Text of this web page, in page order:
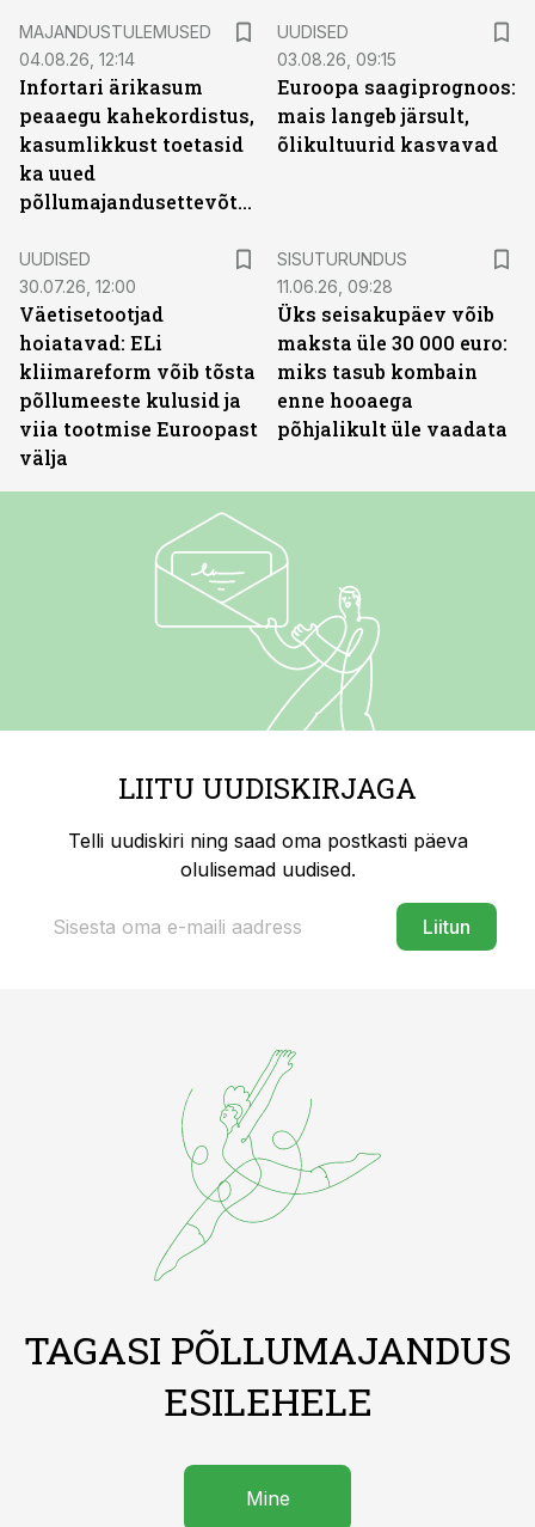
MAJANDUSTULEMUSED
04.08.26, 12:14
Infortari ärikasum
peaaegu kahekordistus,
kasumlikkust toetasid
ka uued
põllumajandusettevõtted
UUDISED
03.08.26, 09:15
Euroopa saagiprognoos:
mais langeb järsult,
õlikultuurid kasvavad
UUDISED
30.07.26, 12:00
Väetisetootjad
hoiatavad: ELi
kliimareform võib tõsta
põllumeeste kulusid ja
viia tootmise Euroopast
välja
SISUTURUNDUS
11.06.26, 09:28
Üks seisakupäev võib
maksta üle 30 000 euro:
miks tasub kombain
enne hooaega
põhjalikult üle vaadata
LIITU UUDISKIRJAGA
Telli uudiskiri ning saad oma postkasti päeva
olulisemad uudised.
Liitun
TAGASI PÕLLUMAJANDUS
ESILEHELE
Mine